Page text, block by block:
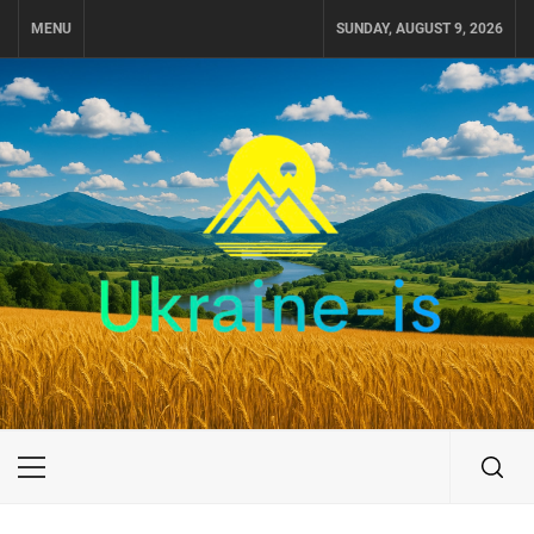
MENU SUNDAY, AUGUST 9, 2026
UKRAINE-IS
ПОДОРОЖI ПО УКРАЇНІ
Primary